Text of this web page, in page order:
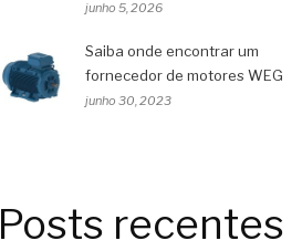
junho 5, 2026
Saiba onde encontrar um
fornecedor de motores WEG
junho 30, 2023
Posts recentes